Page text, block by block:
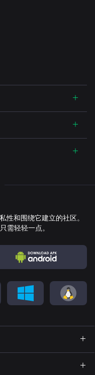
性和围绕它建立的社区。
需轻轻一点。